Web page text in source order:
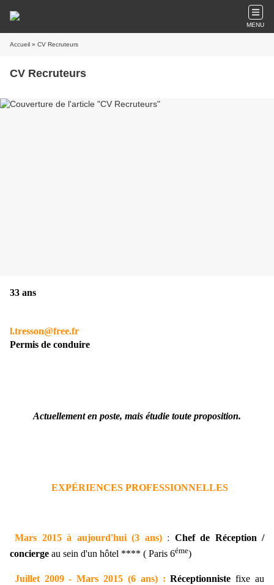
MENU
Accueil » CV Recruteurs
CV Recruteurs
33 ans
l.tresson@free.fr
Permis de conduire
Actuellement en poste, mais étudie toute proposition.
EXPÉRIENCES PROFESSIONNELLES
Mars 2015 à aujourd'hui (3 ans) : Chef de Réception /
concierge au sein d'un hôtel **** ( Paris 6éme)
Juillet 2009- Mars 2015 (6 ans) : Réceptionnistefixe au